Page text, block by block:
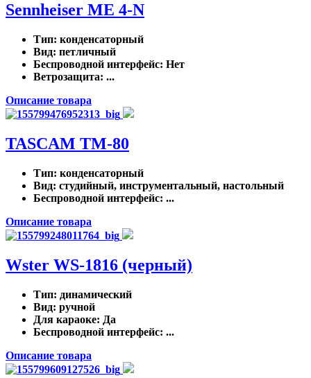
Sennheiser ME 4-N
Тип: конденсаторный
Вид: петличный
Беспроводной интерфейс: Нет
Ветрозащита: ...
Описание товара
TASCAM TM-80
Тип: конденсаторный
Вид: студийный, инструментальный, настольный
Беспроводной интерфейс: ...
Описание товара
Wster WS-1816 (черный)
Тип: динамический
Вид: ручной
Для караоке: Да
Беспроводной интерфейс: ...
Описание товара